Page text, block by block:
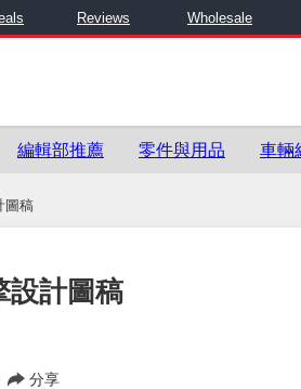
Reviews Wholesale
編輯部推薦 零件與用品 車輛
圖稿
設計圖稿
分享